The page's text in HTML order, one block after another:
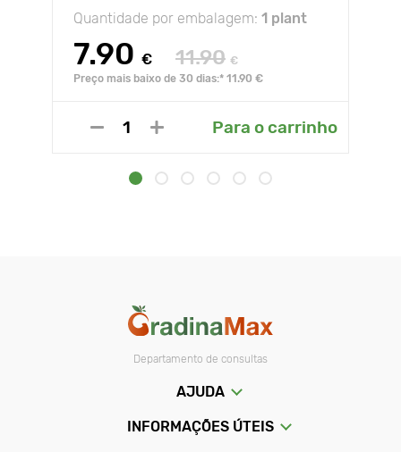
Quantidade por embalagem: 1 plant
7.90 € 11.90 €
Preço mais baixo de 30 dias:* 11.90 €
Para o carrinho
Departamento de consultas
AJUDA
INFORMAÇÕES ÚTEIS